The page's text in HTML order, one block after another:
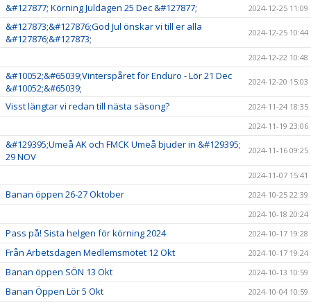
&#127877; Körning Juldagen 25 Dec &#127877; 2024-12-25 11:09
&#127873;&#127876;God Jul önskar vi till er alla
&#127876;&#127873;
2024-12-25 10:44
2024-12-22 10:48
&#10052;&#65039;Vinterspåret för Enduro - Lör 21 Dec
&#10052;&#65039;
2024-12-20 15:03
Visst längtar vi redan till nästa säsong?
2024-11-24 18:35
2024-11-19 23:06
&#129395;Umeå AK och FMCK Umeå bjuder in &#129395;
29 NOV
2024-11-16 09:25
2024-11-07 15:41
Banan öppen 26-27 Oktober
2024-10-25 22:39
2024-10-18 20:24
Pass på! Sista helgen för körning 2024 2024-10-17 19:28
Från Arbetsdagen Medlemsmötet 12 Okt 2024-10-17 19:24
Banan öppen SÖN 13 Okt 2024-10-13 10:59
Banan Öppen Lör 5 Okt 2024-10-04 10:59